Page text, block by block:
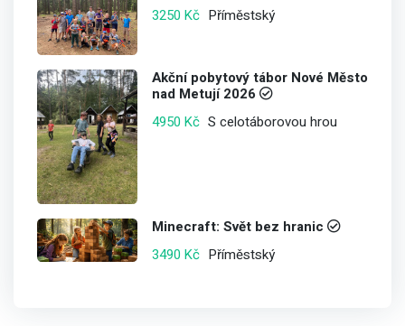
3250 Kč Příměstský
Akční pobytový tábor Nové Město
nad Metují 2026
4950 Kč S celotáborovou hrou
Minecraft: Svět bez hranic
3490 Kč Příměstský